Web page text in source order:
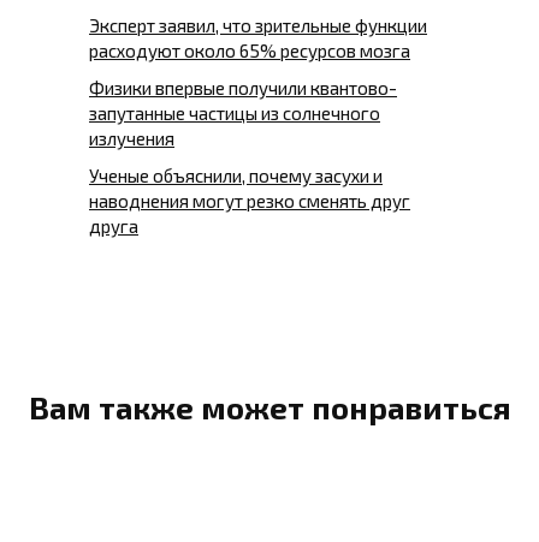
Эксперт заявил, что зрительные функции
расходуют около 65% ресурсов мозга
Физики впервые получили квантово-
запутанные частицы из солнечного
излучения
Ученые объяснили, почему засухи и
наводнения могут резко сменять друг
друга
Вам также может понравиться